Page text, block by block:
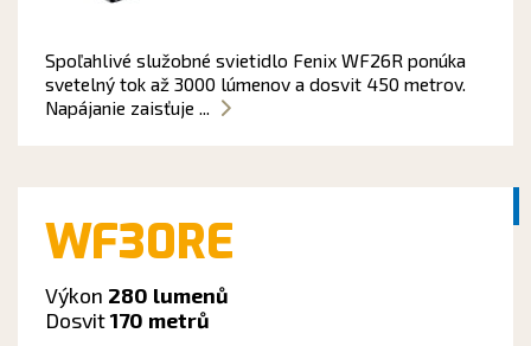
Spoľahlivé služobné svietidlo Fenix WF26R ponúka
svetelný tok až 3000 lúmenov a dosvit 450 metrov.
Napájanie zaisťuje ...
WF30RE
Výkon 280 lumenů
Dosvit170 metrů